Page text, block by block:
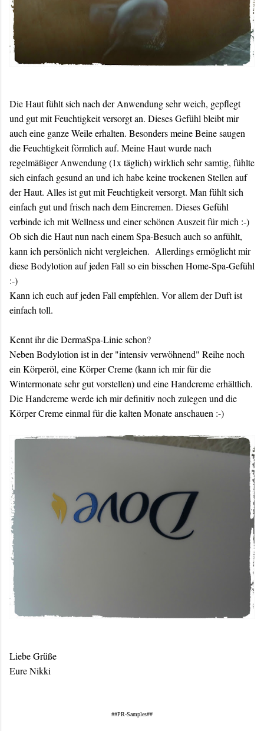
Die Haut fühlt sich nach der Anwendung sehr weich, gepflegt
und gut mit Feuchtigkeit versorgt an. Dieses Gefühl bleibt mir
auch eine ganze Weile erhalten. Besonders meine Beine saugen
die Feuchtigkeit förmlich auf. Meine Haut wurde nach
regelmäßiger Anwendung (1x täglich) wirklich sehr samtig, fühlte
sich einfach gesund an und ich habe keine trockenen Stellen auf
der Haut. Alles ist gut mit Feuchtigkeit versorgt. Man fühlt sich
einfach gut und frisch nach dem Eincremen. Dieses Gefühl
verbinde ich mit Wellness und einer schönen Auszeit für mich :-)
Ob sich die Haut nun nach einem Spa-Besuch auch so anfühlt,
kann ich persönlich nicht vergleichen. Allerdings ermöglicht mir
diese Bodylotion auf jeden Fall so ein bisschen Home-Spa-Gefühl
:-)
Kann ich euch auf jeden Fall empfehlen. Vor allem der Duft ist
einfach toll.
Kennt ihr die DermaSpa-Linie schon?
Neben Bodylotion ist in der "intensiv verwöhnend" Reihe noch
ein Körperöl, eine Körper Creme (kann ich mir für die
Wintermonate sehr gut vorstellen) und eine Handcreme erhältlich.
Die Handcreme werde ich mir definitiv noch zulegen und die
Körper Creme einmal für die kalten Monate anschauen :-)
Liebe Grüße
Eure Nikki
##PR-Samples##